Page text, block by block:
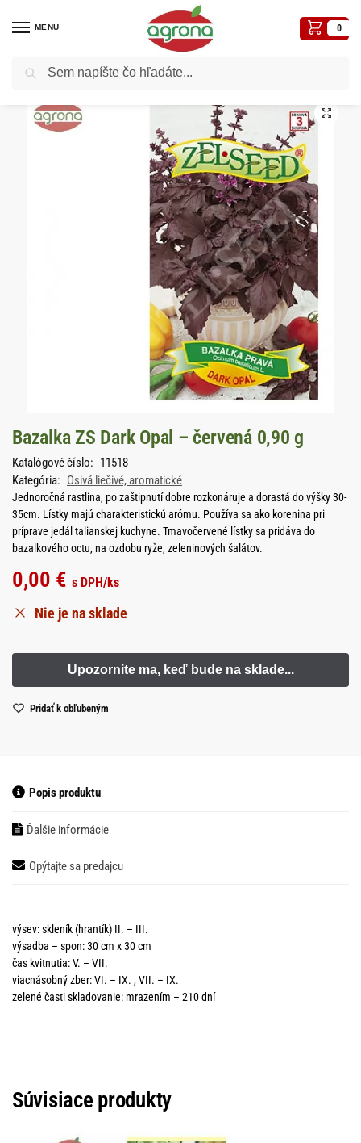
MENU 0
Domov Semená - osivá / Osivá liečivé, aromatické
Bazalka ZS Dark Opal – červená 0,90 g
Katalógové číslo: 11518
Kategória: Osivá liečivé, aromatické
Jednoročná rastlina, po zaštipnutí dobre rozkonáruje a dorastá do výšky 30-
35cm. Lístky majú charakteristickú arómu. Používa sa ako korenina pri
príprave jedál talianskej kuchyne. Tmavočervené lístky sa pridáva do
bazalkového octu, na ozdobu ryže, zeleninových šalátov.
0,00 € s DPH/ks
Nie je na sklade
Pridať k obľubeným
Popis produktu
Ďalšie informácie
Opýtajte sa predajcu
výsev: skleník (hrantík) II. – III.
výsadba – spon: 30 cm x 30 cm
čas kvitnutia: V. – VII.
viacnásobný zber: VI. – IX. , VII. – IX.
zelené časti skladovanie: mrazením – 210 dní
Súvisiace produkty